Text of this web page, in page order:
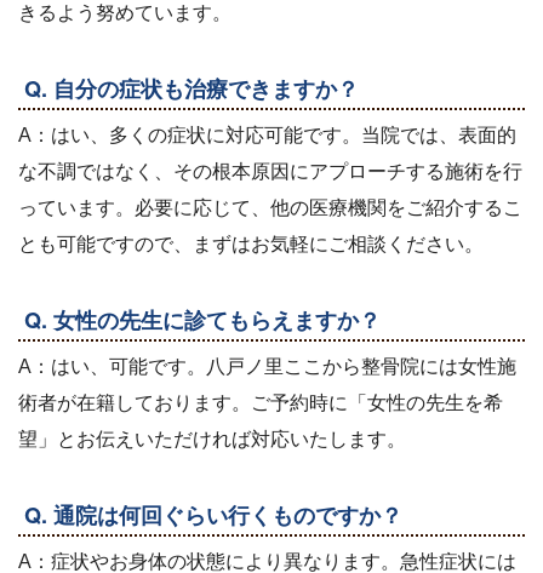
きるよう努めています。
Q. 自分の症状も治療できますか？
A：はい、多くの症状に対応可能です。当院では、表面的
な不調ではなく、その根本原因にアプローチする施術を行
っています。必要に応じて、他の医療機関をご紹介するこ
とも可能ですので、まずはお気軽にご相談ください。
Q. 女性の先生に診てもらえますか？
A：はい、可能です。八戸ノ里ここから整骨院には女性施
術者が在籍しております。ご予約時に「女性の先生を希
望」とお伝えいただければ対応いたします。
Q. 通院は何回ぐらい行くものですか？
A：症状やお身体の状態により異なります。急性症状には